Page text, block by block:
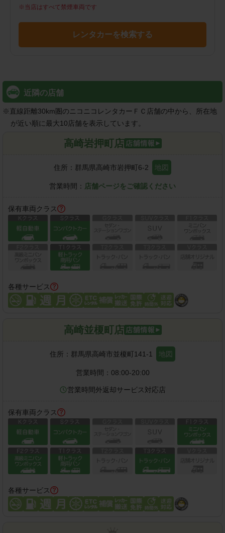
※ 当店はすべて禁煙車両です
レンタカーを検索する
近隣の店舗
※直線距離30km圏のニコニコレンタカーＦＣ店舗の中から、所在地
が近い順に最大10店舗を表示しています。
高崎岩押町店
住所： 群馬県高崎市岩押町6-2 地図
営業時間： 店舗ページをご確認ください
保有車両クラス
各種サービス
高崎並榎町店
住所： 群馬県高崎市並榎町141-1 地図
営業時間： 08:00-20:00
営業時間外返却サービス対応店
保有車両クラス
各種サービス